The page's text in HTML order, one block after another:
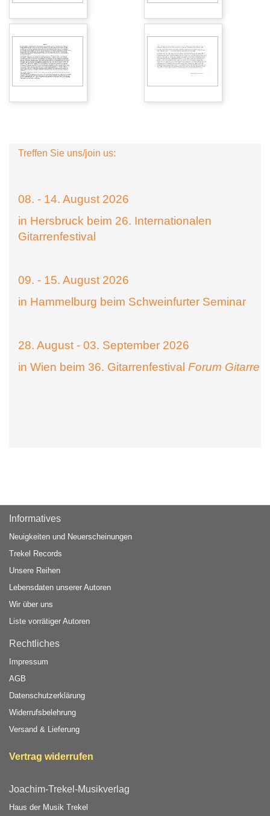
Treffen Sie uns/join us:
08. - 14. August 2026
in Hersbruck beim 26. Internationalen
Gitarrenfestival
09. - 15. August 2026
in Hammelburg beim Schweinfurter Seminar
28. August - 03. September 2026
in Wien beim 36. Gitarrenfestival Forum Gitarre
Informatives
Neuigkeiten und Neuerscheinungen
Trekel Records
Unsere Reihen
Lebensdaten unserer Autoren
Wir über uns
Liste vorrätiger Autoren
Rechtliches
Impressum
AGB
Datenschutzerklärung
Widerrufsbelehrung
Versand & Lieferung
Vertrag widerrufen
Joachim-Trekel-Musikverlag
Haus der Musik Trekel